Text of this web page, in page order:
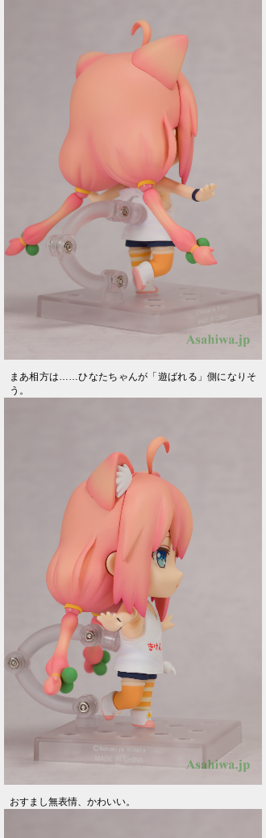
まあ相方は……ひなたちゃんが「遊ばれる」側になりそ
う。
おすまし無表情、かわいい。